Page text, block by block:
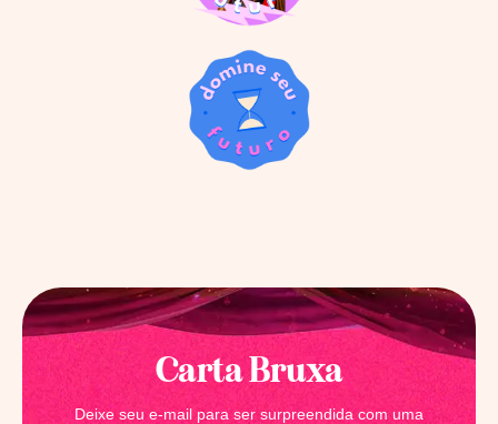
Carta Bruxa
Deixe seu e-mail para ser surpreendida com uma